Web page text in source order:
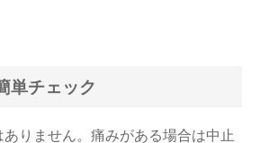
単チェック
りません。痛みがある場合は中止